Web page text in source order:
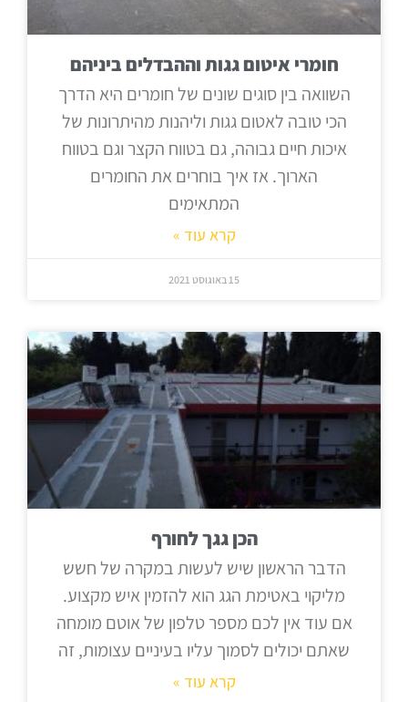
חומרי איטום גגות וההבדלים ביניהם
השוואה בין סוגים שונים של חומרים היא הדרך
הכי טובה לאטום גגות וליהנות מהיתרונות של
איכות חיים גבוהה, גם בטווח הקצר וגם בטווח
הארוך. אז איך בוחרים את החומרים
המתאימים
קרא עוד »
15 באוגוסט 2021
הכן גגך לחורף
הדבר הראשון שיש לעשות במקרה של חשש
מליקוי באטימת הגג הוא להזמין איש מקצוע.
אם עוד אין לכם מספר טלפון של אוטם מומחה
שאתם יכולים לסמוך עליו בעיניים עצומות, זה
קרא עוד »